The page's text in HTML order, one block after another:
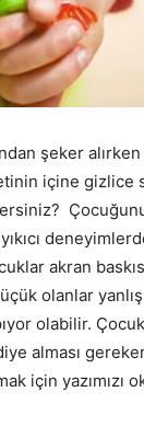
şeker
içine gizlice
akran
olanlar
olabilir.
alması
için yazımızı